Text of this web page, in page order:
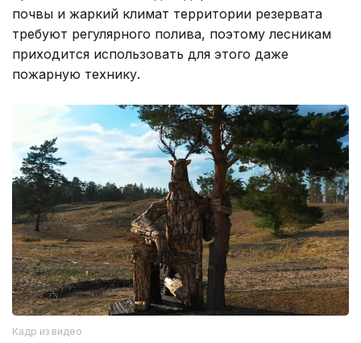
почвы и жаркий климат территории резервата
требуют регулярного полива, поэтому лесникам
приходится использовать для этого даже
пожарную технику.
Кадр из видео